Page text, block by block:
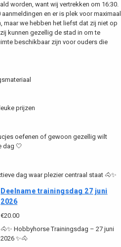
worden, want wij vertrekken om 16:30.
en er is plek voor maximaal
maar we hebben het liefst dat zij niet op
kunnen gezellig de stad in om te
beschikbaar zijn voor ouders die
prijzen
oefenen of gewoon gezellig wilt
dag 🤍
dag waar plezier centraal staat 🐴✨
Deelname trainingsdag 27 juni
2026
€20.00
🐴✨ Hobbyhorse Trainingsdag – 27 juni
2026 ✨🐴